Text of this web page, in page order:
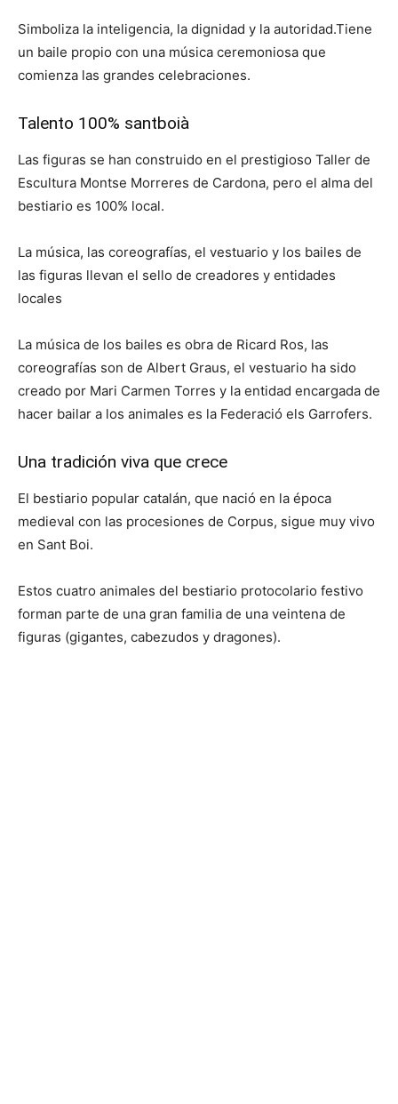
Simboliza la inteligencia, la dignidad y la autoridad.Tiene
un baile propio con una música ceremoniosa que
comienza las grandes celebraciones.
Talento 100% santboià
Las figuras se han construido en el prestigioso Taller de
Escultura Montse Morreres de Cardona, pero el alma del
bestiario es 100% local.
La música, las coreografías, el vestuario y los bailes de
las figuras llevan el sello de creadores y entidades
locales
La música de los bailes es obra de Ricard Ros, las
coreografías son de Albert Graus, el vestuario ha sido
creado por Mari Carmen Torres y la entidad encargada de
hacer bailar a los animales es la Federació els Garrofers.
Una tradición viva que crece
El bestiario popular catalán, que nació en la época
medieval con las procesiones de Corpus, sigue muy vivo
en Sant Boi.
Estos cuatro animales del bestiario protocolario festivo
forman parte de una gran familia de una veintena de
figuras (gigantes, cabezudos y dragones).